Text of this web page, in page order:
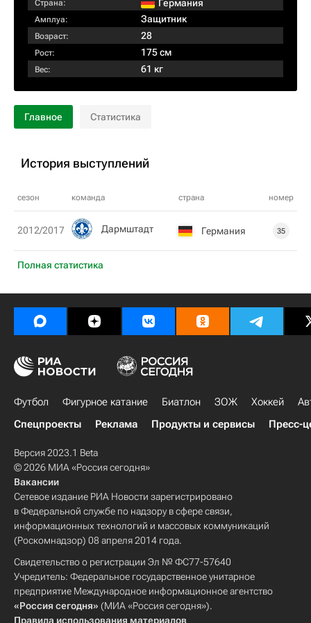
Страна: Германия
Амплуа: Защитник
Возраст: 28
Рост: 175 см
Вес: 61 кг
Главное Статистика
История выступлений
сезон команда страна номер
Полная статистика
2012/2017 Дармштадт Германия 35
Футбол Фигурное катание Биатлон ЗОЖ Хоккей
Спецпроекты
Реклама Продукты и сервисы Пресс-
Версия 2023.1 Beta
© 2026 МИА «Россия сегодня»
Вакансии
Сетевое издание РИА Новости зарегистрировано
в Федеральной службе по надзору в сфере связи,
информационных технологий и массовых коммуникаций
(Роскомнадзор) 08 апреля 2014 года.
Свидетельство о регистрации Эл № ФС77-57640
Учредитель: Федеральное государственное унитарное
предприятие Международное информационное агентство
«Россия сегодня» (МИА «Россия сегодня»).
Правила использования материалов